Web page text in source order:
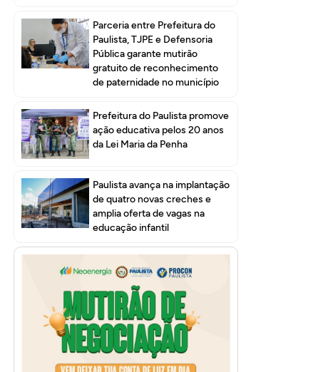
Parceria entre Prefeitura do
Paulista, TJPE e Defensoria
Pública garante mutirão
gratuito de reconhecimento
de paternidade no município
Prefeitura do Paulista promove
ação educativa pelos 20 anos
da Lei Maria da Penha
Paulista avança na implantação
de quatro novas creches e
amplia oferta de vagas na
educação infantil